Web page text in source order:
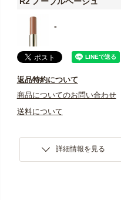
-
返品特約について
商品についてのお問い合わせ
送料について
詳細情報を見る